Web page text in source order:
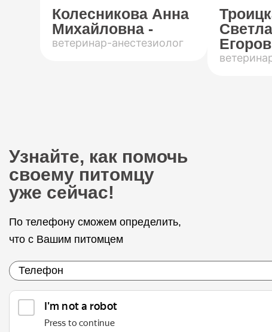
Колесникова Анна
Михайловна -
ветеринар-анестезиолог
Узнайте, как помочь
своему питомцу
уже сейчас!
По телефону сможем определить,
что с Вашим питомцем